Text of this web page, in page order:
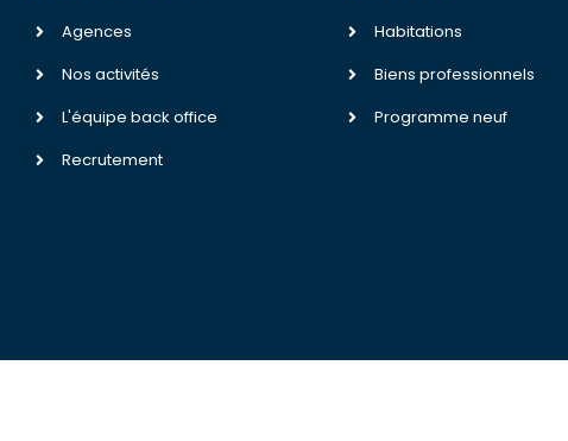
Agences
Nos activités
L'équipe back office
Recrutement
Habitations
Biens professionnels
Programme neuf